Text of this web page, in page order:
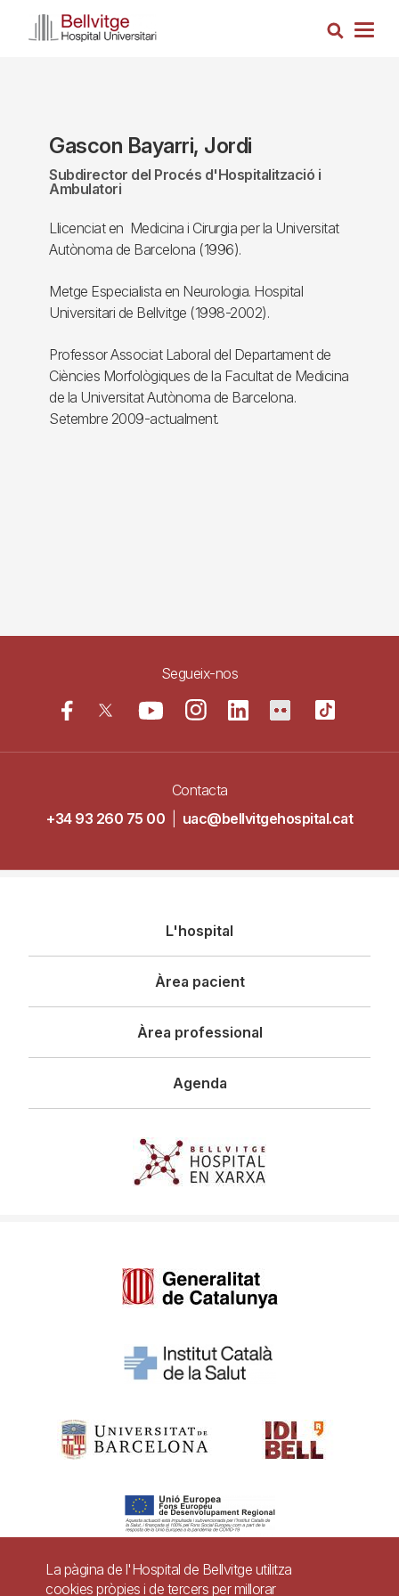
Cerca
Gascon Bayarri, Jordi
Subdirector del Procés d'Hospitalització i
Ambulatori
Llicenciat en Medicina i Cirurgia per la Universitat
Autònoma de Barcelona (1996).
Metge Especialista en Neurologia. Hospital
Universitari de Bellvitge (1998-2002).
Professor Associat Laboral del Departament de
Ciències Morfològiques de la Facultat de Medicina
de la Universitat Autònoma de Barcelona.
Setembre 2009-actualment.
Segueix-nos
Contacta
+34 93 260 75 00
uac@bellvitgehospital.cat
principal
L'hospital
Àrea pacient
Àrea professional
Agenda
La pàgina de l'Hospital de Bellvitge utilitza
cookies pròpies i de tercers per millorar